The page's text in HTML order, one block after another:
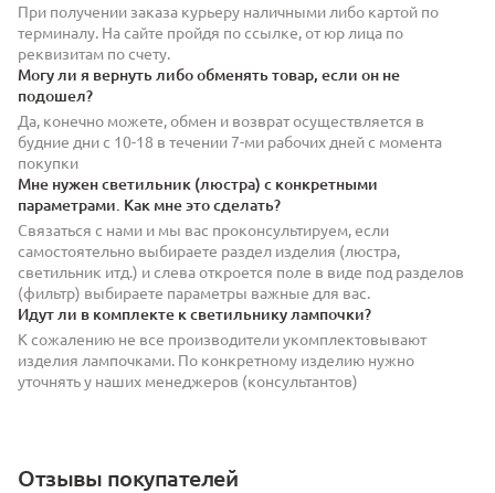
При получении заказа курьеру наличными либо картой по
терминалу. На сайте пройдя по ссылке, от юр лица по
реквизитам по счету.
Могу ли я вернуть либо обменять товар, если он не
подошел?
Да, конечно можете, обмен и возврат осуществляется в
будние дни с 10-18 в течении 7-ми рабочих дней с момента
покупки
Мне нужен светильник (люстра) с конкретными
параметрами. Как мне это сделать?
Связаться с нами и мы вас проконсультируем, если
самостоятельно выбираете раздел изделия (люстра,
светильник итд.) и слева откроется поле в виде под разделов
(фильтр) выбираете параметры важные для вас.
Идут ли в комплекте к светильнику лампочки?
К сожалению не все производители укомплектовывают
изделия лампочками. По конкретному изделию нужно
уточнять у наших менеджеров (консультантов)
Отзывы покупателей